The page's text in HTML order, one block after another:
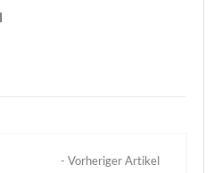
- Vorheriger Artikel